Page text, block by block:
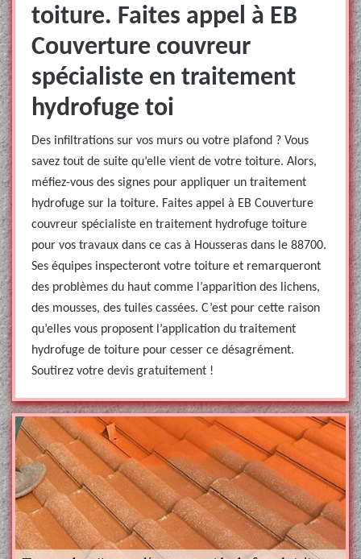
toiture. Faites appel à EB
Couverture couvreur
spécialiste en traitement
hydrofuge toi
Des infiltrations sur vos murs ou votre plafond ? Vous
savez tout de suite qu’elle vient de votre toiture. Alors,
méfiez-vous des signes pour appliquer un traitement
hydrofuge sur la toiture. Faites appel à EB Couverture
couvreur spécialiste en traitement hydrofuge toiture
pour vos travaux dans ce cas à Housseras dans le 88700.
Ses équipes inspecteront votre toiture et remarqueront
des problèmes du haut comme l’apparition des lichens,
des mousses, des tuiles cassées. C’est pour cette raison
qu’elles vous proposent l’application du traitement
hydrofuge de toiture pour cesser ce désagrément.
Soutirez votre devis gratuitement !